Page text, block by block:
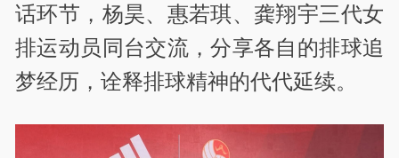
话环节，杨昊、惠若琪、龚翔宇三代女
排运动员同台交流，分享各自的排球追
梦经历，诠释排球精神的代代延续。